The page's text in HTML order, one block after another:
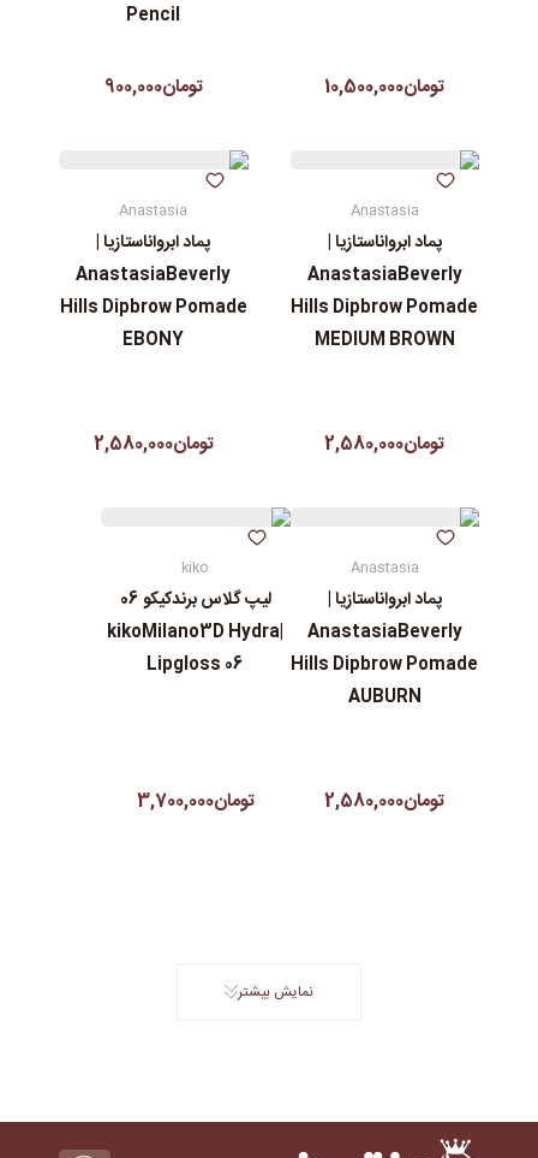
تومان10,500,000
Pencil
تومان900,000
Anastasia
پماد ابرواناستازیا |
AnastasiaBeverly
Hills Dipbrow Pomade
MEDIUM BROWN
تومان2,580,000
Anastasia
پماد ابرواناستازیا |
AnastasiaBeverly
Hills Dipbrow Pomade
EBONY
تومان2,580,000
Anastasia
پماد ابرواناستازیا |
AnastasiaBeverly
Hills Dipbrow Pomade
AUBURN
تومان2,580,000
kiko
لیپ گلاس‌ برندکیکو 06
|kikoMilano3D Hydra
Lipgloss 06
تومان3,700,000
نمایش بیشتر